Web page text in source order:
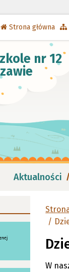
Strona główna
nr 12
Aktualności
W